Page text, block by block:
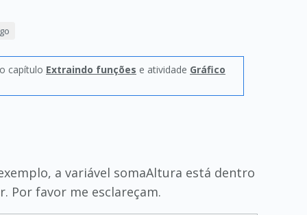
capítulo Extraindo funções e atividade Gráfico
a variável somaAltura está dentro
Por favor me esclareçam.